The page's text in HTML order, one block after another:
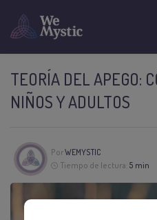
TEORÍA DEL APEGO:
NIÑOS Y ADULTOS
PorWEMYSTIC
Tiempo de lectura: 5 min